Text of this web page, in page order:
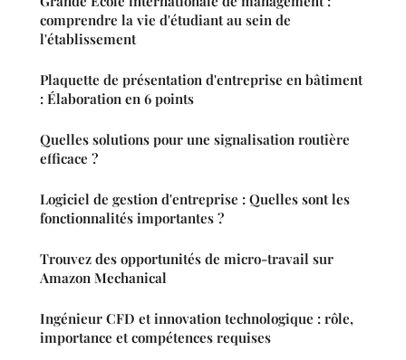
comprendre la vie d'étudiant au sein de
l'établissement
Plaquette de présentation d'entreprise en bâtiment
: Élaboration en 6 points
Quelles solutions pour une signalisation routière
efficace ?
Logiciel de gestion d'entreprise : Quelles sont les
fonctionnalités importantes ?
Trouvez des opportunités de micro-travail sur
Amazon Mechanical
Ingénieur CFD et innovation technologique : rôle,
importance et compétences requises